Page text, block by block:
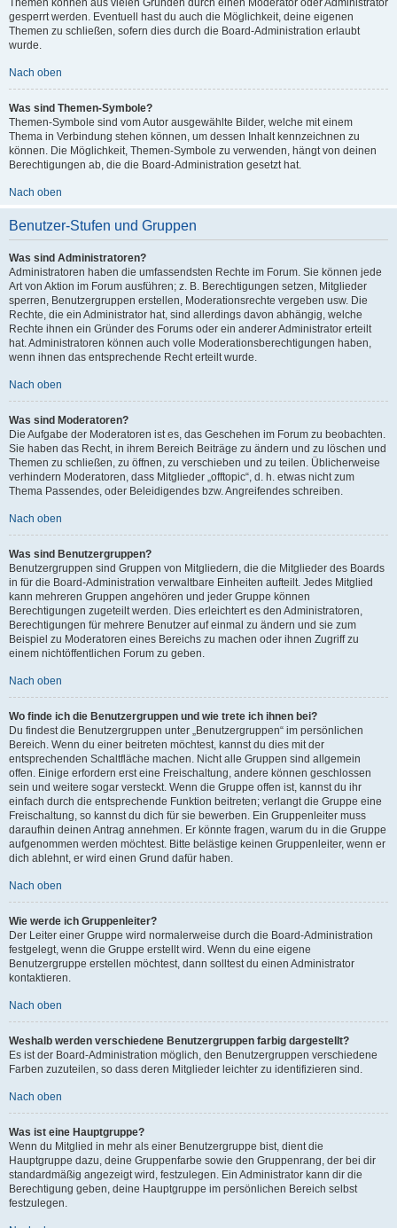
Themen können aus vielen Gründen durch einen Moderator oder Administrator
gesperrt werden. Eventuell hast du auch die Möglichkeit, deine eigenen
Themen zu schließen, sofern dies durch die Board-Administration erlaubt
wurde.
Nach oben
Was sind Themen-Symbole?
Themen-Symbole sind vom Autor ausgewählte Bilder, welche mit einem
Thema in Verbindung stehen können, um dessen Inhalt kennzeichnen zu
können. Die Möglichkeit, Themen-Symbole zu verwenden, hängt von deinen
Berechtigungen ab, die die Board-Administration gesetzt hat.
Nach oben
Benutzer-Stufen und Gruppen
Was sind Administratoren?
Administratoren haben die umfassendsten Rechte im Forum. Sie können jede
Art von Aktion im Forum ausführen; z. B. Berechtigungen setzen, Mitglieder
sperren, Benutzergruppen erstellen, Moderationsrechte vergeben usw. Die
Rechte, die ein Administrator hat, sind allerdings davon abhängig, welche
Rechte ihnen ein Gründer des Forums oder ein anderer Administrator erteilt
hat. Administratoren können auch volle Moderationsberechtigungen haben,
wenn ihnen das entsprechende Recht erteilt wurde.
Nach oben
Was sind Moderatoren?
Die Aufgabe der Moderatoren ist es, das Geschehen im Forum zu beobachten.
Sie haben das Recht, in ihrem Bereich Beiträge zu ändern und zu löschen und
Themen zu schließen, zu öffnen, zu verschieben und zu teilen. Üblicherweise
verhindern Moderatoren, dass Mitglieder „offtopic“, d. h. etwas nicht zum
Thema Passendes, oder Beleidigendes bzw. Angreifendes schreiben.
Nach oben
Was sind Benutzergruppen?
Benutzergruppen sind Gruppen von Mitgliedern, die die Mitglieder des Boards
in für die Board-Administration verwaltbare Einheiten aufteilt. Jedes Mitglied
kann mehreren Gruppen angehören und jeder Gruppe können
Berechtigungen zugeteilt werden. Dies erleichtert es den Administratoren,
Berechtigungen für mehrere Benutzer auf einmal zu ändern und sie zum
Beispiel zu Moderatoren eines Bereichs zu machen oder ihnen Zugriff zu
einem nichtöffentlichen Forum zu geben.
Nach oben
Wo finde ich die Benutzergruppen und wie trete ich ihnen bei?
Du findest die Benutzergruppen unter „Benutzergruppen“ im persönlichen
Bereich. Wenn du einer beitreten möchtest, kannst du dies mit der
entsprechenden Schaltfläche machen. Nicht alle Gruppen sind allgemein
offen. Einige erfordern erst eine Freischaltung, andere können geschlossen
sein und weitere sogar versteckt. Wenn die Gruppe offen ist, kannst du ihr
einfach durch die entsprechende Funktion beitreten; verlangt die Gruppe eine
Freischaltung, so kannst du dich für sie bewerben. Ein Gruppenleiter muss
daraufhin deinen Antrag annehmen. Er könnte fragen, warum du in die Gruppe
aufgenommen werden möchtest. Bitte belästige keinen Gruppenleiter, wenn er
dich ablehnt, er wird einen Grund dafür haben.
Nach oben
Wie werde ich Gruppenleiter?
Der Leiter einer Gruppe wird normalerweise durch die Board-Administration
festgelegt, wenn die Gruppe erstellt wird. Wenn du eine eigene
Benutzergruppe erstellen möchtest, dann solltest du einen Administrator
kontaktieren.
Nach oben
Weshalb werden verschiedene Benutzergruppen farbig dargestellt?
Es ist der Board-Administration möglich, den Benutzergruppen verschiedene
Farben zuzuteilen, so dass deren Mitglieder leichter zu identifizieren sind.
Nach oben
Was ist eine Hauptgruppe?
Wenn du Mitglied in mehr als einer Benutzergruppe bist, dient die
Hauptgruppe dazu, deine Gruppenfarbe sowie den Gruppenrang, der bei dir
standardmäßig angezeigt wird, festzulegen. Ein Administrator kann dir die
Berechtigung geben, deine Hauptgruppe im persönlichen Bereich selbst
festzulegen.